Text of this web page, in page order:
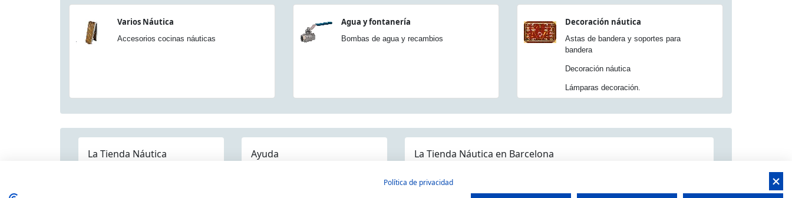
Varios Náutica
Accesorios cocinas náuticas
Agua y fontanería
Bombas de agua y recambios
Decoración náutica
Astas de bandera y soportes para
bandera
Decoración náutica
Lámparas decoración.
La Tienda Náutica Ayuda La Tienda Náutica en Barcelona
Política de privacidad